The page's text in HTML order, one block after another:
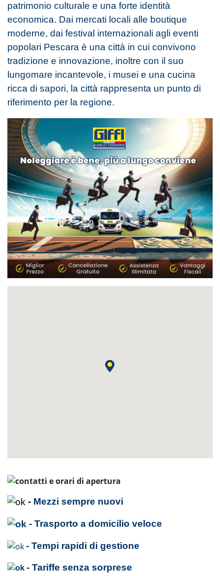
patrimonio culturale e una forte identità
economica. Dai mercati locali alle boutique
moderne, dai festival internazionali agli eventi
popolari Pescara è una città in cui convivono
tradizione e innovazione, inoltre con il suo
lungomare incantevole, i musei e una cucina
ricca di sapori, la città rappresenta un punto di
riferimento per la regione.
- Mezzi sempre nuovi
- Trasporto a domicilio veloce
- Tempi rapidi di gestione
- Tariffe senza sorprese